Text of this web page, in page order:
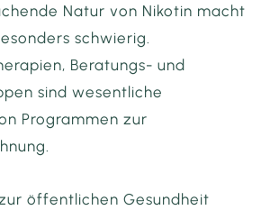
Natur von Nikotin macht
schwierig.
Beratungs- und
sind wesentliche
Programmen zur
öffentlichen Gesundheit